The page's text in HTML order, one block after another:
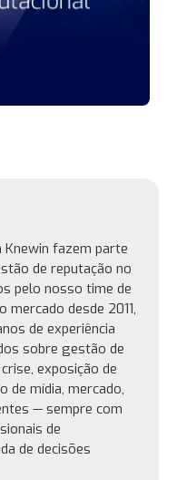
fazem parte
de reputação no
pelo nosso time de
mercado desde 2011,
de experiência
sobre gestão de
exposição de
de mídia, mercado,
— sempre com
de
de decisões